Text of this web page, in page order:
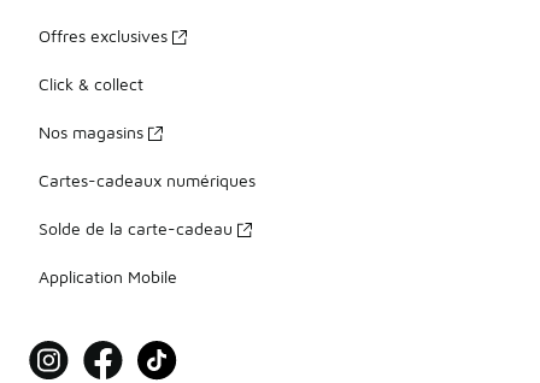
Offres exclusives
Click & collect
Nos magasins
Cartes-cadeaux numériques
Solde de la carte-cadeau
Application Mobile